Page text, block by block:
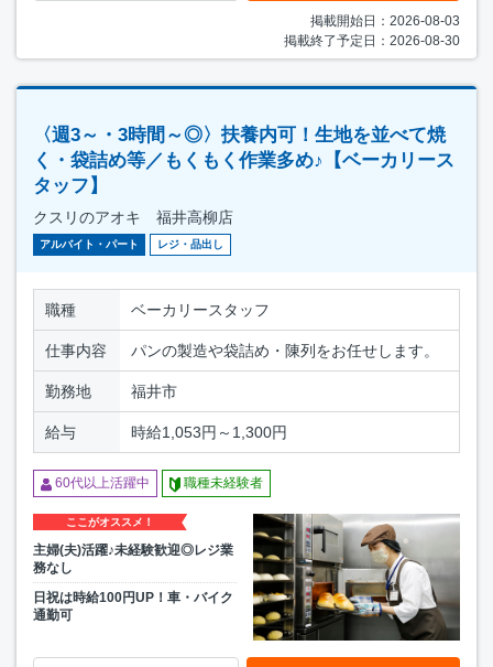
掲載開始日：2026-08-03
掲載終了予定日：2026-08-30
〈週3～・3時間～◎〉扶養内可！生地を並べて焼
く・袋詰め等／もくもく作業多め♪【ベーカリース
タッフ】
クスリのアオキ 福井高柳店
アルバイト・パート レジ・品出し
職種 ベーカリースタッフ
仕事内容 パンの製造や袋詰め・陳列をお任せします。
勤務地 福井市
給与 時給1,053円～1,300円
60代以上活躍中 職種未経験者
ここがオススメ！
主婦(夫)活躍♪未経験歓迎◎レジ業
務なし
日祝は時給100円UP！車・バイク
通勤可